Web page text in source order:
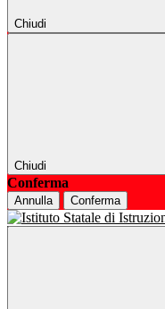
Chiudi
Chiudi
Conferma
Annulla Conferma